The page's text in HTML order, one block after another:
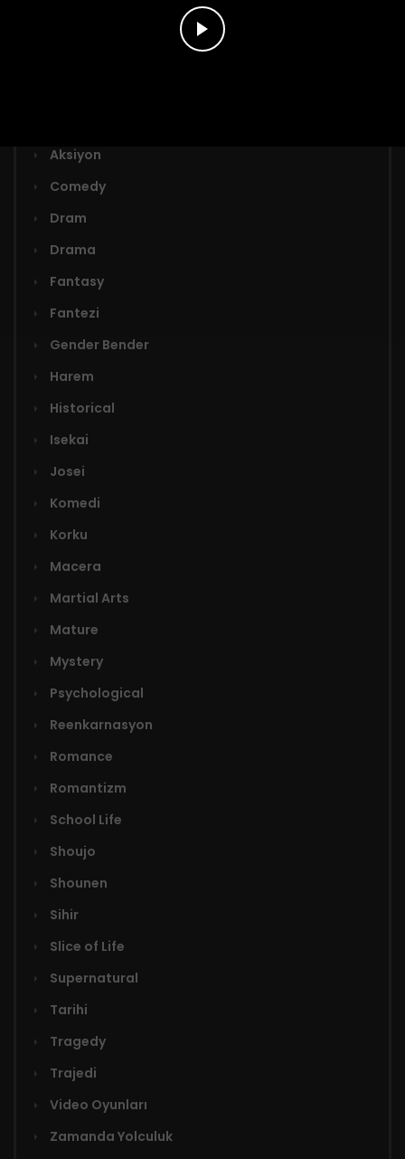
Aksiyon
Comedy
Dram
Drama
Fantasy
Fantezi
Gender Bender
Harem
Historical
Isekai
Josei
Komedi
Korku
Macera
Martial Arts
Mature
Mystery
Psychological
Reenkarnasyon
Romance
Romantizm
School Life
Shoujo
Shounen
Sihir
Slice of Life
Supernatural
Tarihi
Tragedy
Trajedi
Video Oyunları
Zamanda Yolculuk